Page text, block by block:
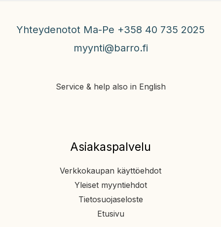
Yhteydenotot Ma-Pe +358 40 735 2025
myynti@barro.fi
Service & help also in English
Asiakaspalvelu
Verkkokaupan käyttöehdot
Yleiset myyntiehdot
Tietosuojaseloste
Etusivu